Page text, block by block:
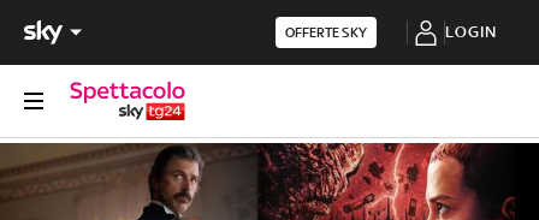
OFFERTE SKY LOGIN